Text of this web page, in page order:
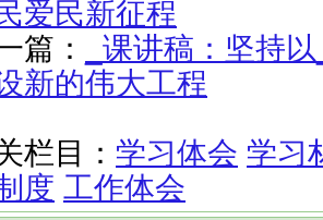
爱民新征程
篇：
_课讲稿：坚持
新的伟大工程
栏目： 学习体会 学习
度 工作体会